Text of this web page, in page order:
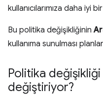
kullanıcılarımıza daha iyi
Bu politika değişikliğinin
kullanıma sunulması
Politika
değiştiriyor?